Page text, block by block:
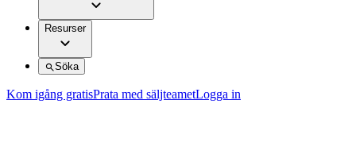
Resurser
Söka
Kom igång gratisPrata med säljteametLogga in